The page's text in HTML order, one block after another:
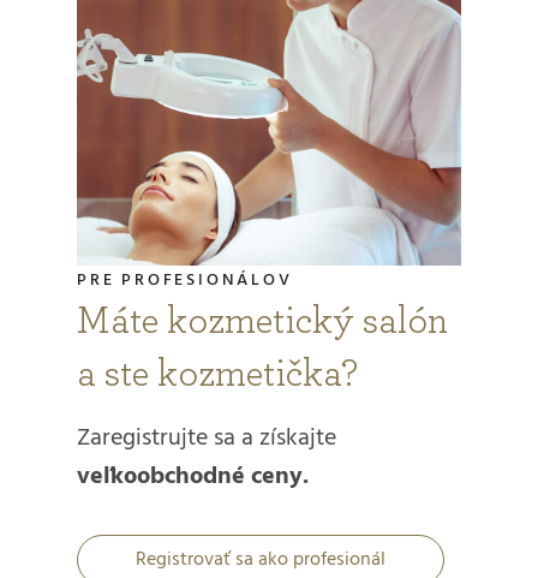
PRE PROFESIONÁLOV
Máte kozmetický salón
a ste kozmetička?
Zaregistrujte sa a získajte
veľkoobchodné ceny.
Registrovať sa ako profesionál